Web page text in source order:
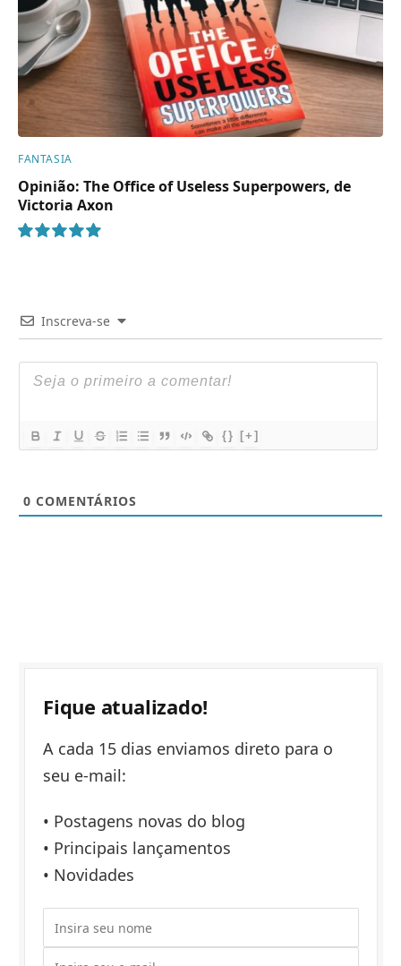
FANTASIA
Opinião: The Office of Useless Superpowers, de
Victoria Axon
Inscreva-se
{} [+]
0 COMENTÁRIOS
Fique atualizado!
A cada 15 dias enviamos direto para o
seu e-mail:
• Postagens novas do blog
• Principais lançamentos
• Novidades